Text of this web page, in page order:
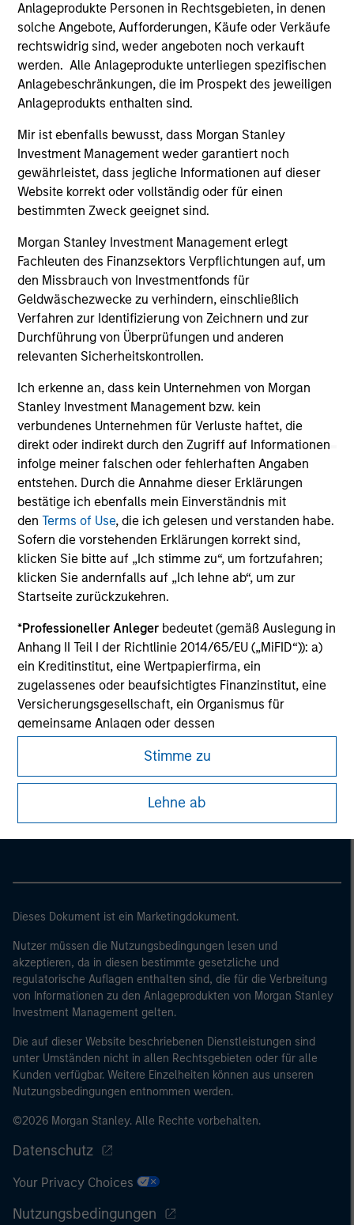
Anlageprodukte Personen in Rechtsgebieten, in denen
solche Angebote, Aufforderungen, Käufe oder Verkäufe
rechtswidrig sind, weder angeboten noch verkauft
werden. Alle Anlageprodukte unterliegen spezifischen
Anlagebeschränkungen, die im Prospekt des jeweiligen
Anlageprodukts enthalten sind.
Mir ist ebenfalls bewusst, dass Morgan Stanley
Investment Management weder garantiert noch
gewährleistet, dass jegliche Informationen auf dieser
Website korrekt oder vollständig oder für einen
bestimmten Zweck geeignet sind.
Morgan Stanley Investment Management erlegt
Fachleuten des Finanzsektors Verpflichtungen auf, um
den Missbrauch von Investmentfonds für
Geldwäschezwecke zu verhindern, einschließlich
Verfahren zur Identifizierung von Zeichnern und zur
Durchführung von Überprüfungen und anderen
relevanten Sicherheitskontrollen.
Ich erkenne an, dass kein Unternehmen von Morgan
Stanley Investment Management bzw. kein
verbundenes Unternehmen für Verluste haftet, die
direkt oder indirekt durch den Zugriff auf Informationen
infolge meiner falschen oder fehlerhaften Angaben
entstehen. Durch die Annahme dieser Erklärungen
bestätige ich ebenfalls mein Einverständnis mit
denTerms of Use, die ich gelesen und verstanden habe.
Sofern die vorstehenden Erklärungen korrekt sind,
klicken Sie bitte auf „Ich stimme zu“, um fortzufahren;
klicken Sie andernfalls auf „Ich lehne ab“, um zur
Startseite zurückzukehren.
*Professioneller Anleger bedeutet (gemäß Auslegung in
Anhang II Teil I der Richtlinie 2014/65/EU („MiFID“)): a)
ein Kreditinstitut, eine Wertpapierfirma, ein
zugelassenes oder beaufsichtigtes Finanzinstitut, eine
Versicherungsgesellschaft, ein Organismus für
gemeinsame Anlagen oder dessen
Verwaltungsgesellschaft, ein Pensionsfonds oder
dessen Verwaltungsgesellschaft, ein Warenhändler
oder Waren-Derivatehändler oder ein sonstiger
institutioneller Anleger, der in jedem Fall für die Tätigkeit
beaufsichtigt werden muss; b) ein Großunternehmen,
Nettoumsatzerlöse von 40 Mio. EUR oder (iii)
handelt; oder (c) eine nationale oder regionale
Regierung, einschließlich Stellen der staatlichen
Schuldenverwaltung auf nationaler oder regionaler
Ebene, Zentralbanken, internationaler und
IWF, die EZB, die EIB und andere vergleichbare
internationale Organisationen, die auf eigene Rechnung
handeln.
Bitte beachten Sie, dass die Definition eines
Regulierungsbehörde des Landes abweichen kann, von
dem aus auf die Website zugegriffen wird.
Stimme zu
Lehne ab
The BEAT™ for Q3 2026 - August
Use The BEAT™ as your timely resource for the
markets. Each edition gives you ideas and
insights that show you how to navigate the
current investment environment.
05-AUG-2026
May not represent all Team Members.
The information on this page is for informational
not constitute and should not be construed as an
offering of advisory services or an offer to sell or a
solicitation of an offer to buy any securities in any
jurisdiction in which such offer or solicitation,
purchase or sale would be unlawful under the
securities, insurance or other laws of such jurisdiction.
All investing involves risks, including a loss of principal.
Please refer to the strategy detail page for important
information on the strategy, including additional risk
considerations.
Morgan Stanley
Dieses Dokument ist ein Marketingdokument.
Nutzer müssen die Nutzungsbedingungen lesen und
akzeptieren, da in diesen bestimmte gesetzliche und
regulatorische Auflagen enthalten sind, die für die Verbreitung
von Informationen zu den Anlageprodukten von Morgan Stanley
Investment Management gelten.
Die auf dieser Website beschriebenen Dienstleistungen sind
unter Umständen nicht in allen Rechtsgebieten oder für alle
Kunden verfügbar. Weitere Einzelheiten können aus unseren
Nutzungsbedingungen entnommen werden.
©2026 Morgan Stanley. Alle Rechte vorbehalten.
Datenschutz
Your Privacy Choices
Nutzungsbedingungen